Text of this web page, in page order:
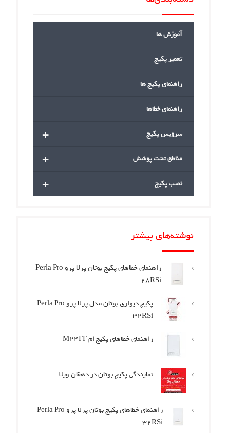
آموزش ها
تعمیر پکیج
راهنمای پکیج ها
راهنمای خطاها
+ سرویس پکیج
+ مناطق تحت پوشش
+ نصب پکیج
نوشته‌های بیشتر
راهنمای خطاهای پکیج بوتان پرلا پرو Perla Pro
28RSi
پکیج دیواری بوتان مدل پرلا پرو Perla Pro
32RSi
راهنمای خطاهای پکیج ام M24FF
نمایندگی پکیج بوتان در دهقان ویلا
راهنمای خطاهای پکیج بوتان پرلا پرو Perla Pro
32RSi